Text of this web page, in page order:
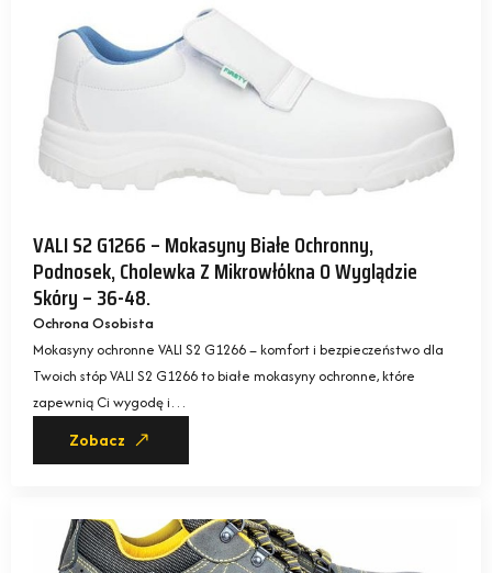
VALI S2 G1266 – Mokasyny Białe Ochronny,
Podnosek, Cholewka Z Mikrowłókna O Wyglądzie
Skóry – 36-48.
Ochrona Osobista
Mokasyny ochronne VALI S2 G1266 – komfort i bezpieczeństwo dla
Twoich stóp VALI S2 G1266 to białe mokasyny ochronne, które
zapewnią Ci wygodę i…
Zobacz